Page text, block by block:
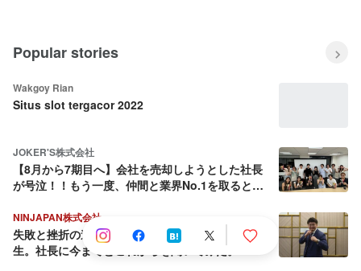
Popular stories
Wakgoy Rian
Situs slot tergacor 2022
JOKER'S株式会社
【8月から7期目へ】会社を売却しようとした社長
が号泣！！もう一度、仲間と業界No.1を取ると決
NINJAPAN株式会社
失敗と挫折の連続から這い上がり続ける壮絶な人
生。社長に今までとこれからを聞いてみた。